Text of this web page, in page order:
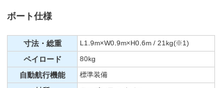
ボート仕様
寸法・総重 L1.9m×W0.9m×H0.6m / 21kg(※1)
ペイロード 80kg
自動航行機能 標準装備